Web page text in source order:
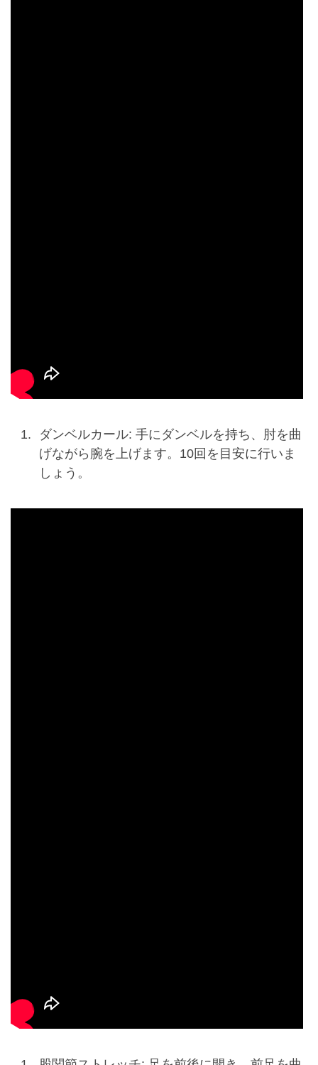
ダンベルカール: 手にダンベルを持ち、肘を曲
げながら腕を上げます。10回を目安に行いま
しょう。